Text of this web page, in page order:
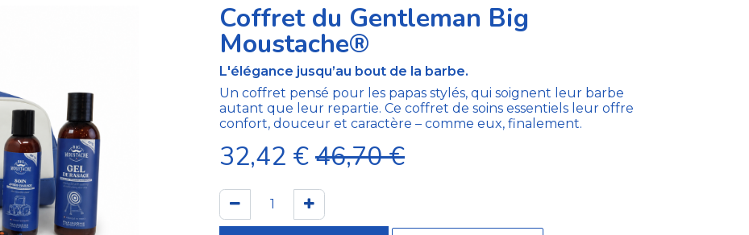
Coffret du Gentleman Big
Moustache®
L'élégance jusqu’au bout de la barbe.
Un coffret pensé pour les papas stylés, qui soignent leur barbe
autant que leur repartie. Ce coffret de soins essentiels leur offre
confort, douceur et caractère – comme eux, finalement.
32,42 €46,70€